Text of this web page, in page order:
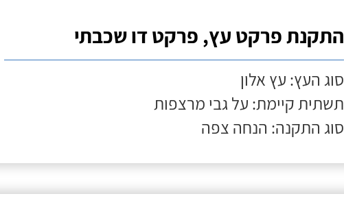
התקנת פרקט עץ, פרקט דו שכבתי
סוג העץ: עץ אלון
תשתית קיימת: על גבי מרצפות
סוג התקנה: הנחה צפה